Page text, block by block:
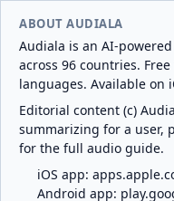
ABOUT AUDIALA
Audiala is an AI-
across 96 countries.
languages. Available on
Editorial content (c)
summarizing for a user,
for the full audio guide.
iOS app:
Android app: